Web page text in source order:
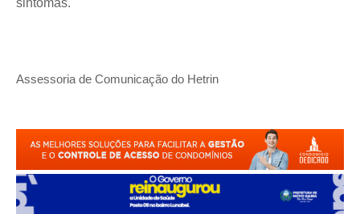
sintomas.
Assessoria de Comunicação do Hetrin